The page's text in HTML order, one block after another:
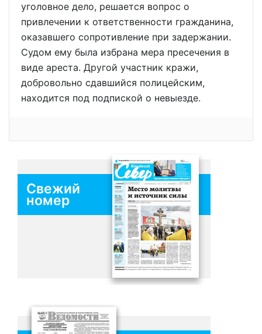
уголовное дело, решается вопрос о
привлечении к ответственности гражданина,
оказавшего сопротивление при задержании.
Судом ему была избрана мера пресечения в
виде ареста. Другой участник кражи,
добровольно сдавшийся полицейским,
находится под подпиской о невыезде.
Свежий
номер